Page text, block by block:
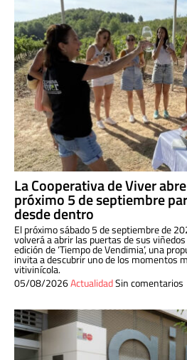
La Cooperativa de Viver
próximo 5 de septiembre
desde dentro
El próximo sábado 5 de septiembre de
volverá a abrir las puertas de sus
edición de ‘Tiempo de Vendimia’, una
invita a descubrir uno de los momentos
vitivinícola.
05/08/2026ActualidadSin comentarios